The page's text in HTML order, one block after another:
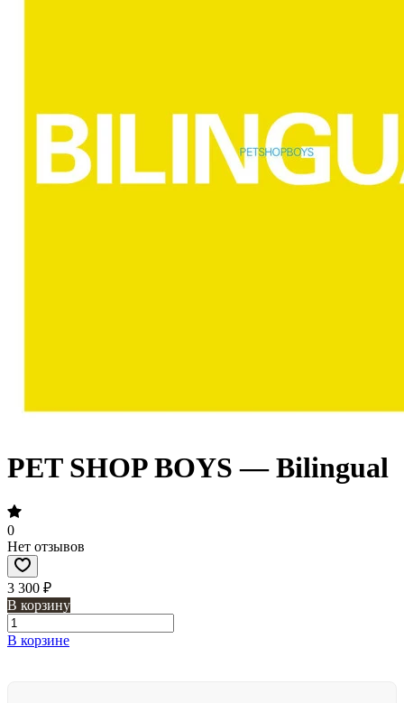
PET SHOP BOYS — Bilingual
0
Нет отзывов
3 300 ₽
В корзину
В корзине